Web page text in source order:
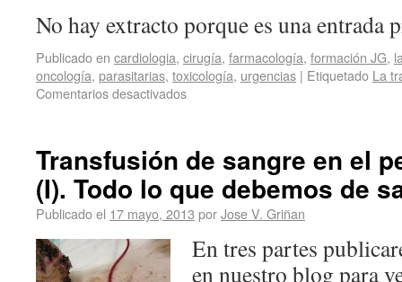
No hay extracto porque es una entrada
Publicado en cardiologia, cirugía, farmacología, formación JG,
oncología, parasitarias, toxicología, urgencias | Etiquetado La
Comentarios desactivados
Transfusión de sangre en el
(I). Todo lo que debemos de
Publicado el 17 mayo, 2013 porJose V. Griñan
En tres partes
en nuestro blog para